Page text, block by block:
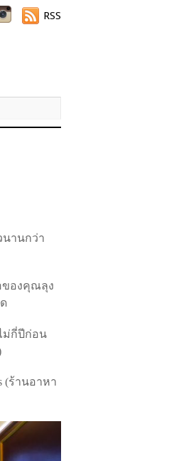
RSS
นานกว่า
ของคุณลุง
ม่กี่ปีก่อน
(ร้านอาหา